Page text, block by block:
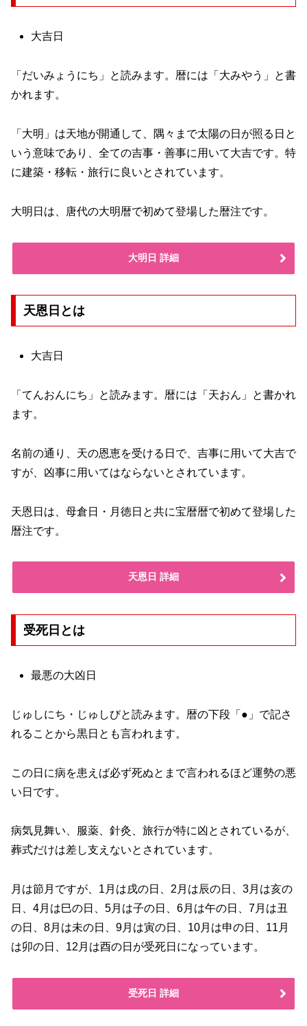
大吉日
「だいみょうにち」と読みます。暦には「大みやう」と書
かれます。
「大明」は天地が開通して、隅々まで太陽の日が照る日と
いう意味であり、全ての吉事・善事に用いて大吉です。特
に建築・移転・旅行に良いとされています。
大明日は、唐代の大明暦で初めて登場した暦注です。
大明日 詳細
天恩日とは
大吉日
「てんおんにち」と読みます。暦には「天おん」と書かれ
ます。
名前の通り、天の恩恵を受ける日で、吉事に用いて大吉で
すが、凶事に用いてはならないとされています。
天恩日は、母倉日・月徳日と共に宝暦暦で初めて登場した
暦注です。
天恩日 詳細
受死日とは
最悪の大凶日
じゅしにち・じゅしびと読みます。暦の下段「●」で記さ
れることから黒日とも言われます。
この日に病を患えば必ず死ぬとまで言われるほど運勢の悪
い日です。
病気見舞い、服薬、針灸、旅行が特に凶とされているが、
葬式だけは差し支えないとされています。
月は節月ですが、1月は戌の日、2月は辰の日、3月は亥の
日、4月は巳の日、5月は子の日、6月は午の日、7月は丑
の日、8月は未の日、9月は寅の日、10月は申の日、11月
は卯の日、12月は酉の日が受死日になっています。
受死日 詳細